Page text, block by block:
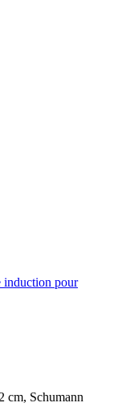
induction pour
cm, Schumann